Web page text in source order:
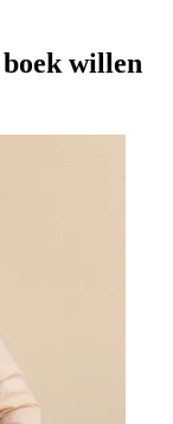
willen